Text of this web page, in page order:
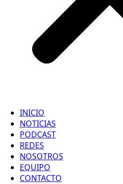
INICIO
NOTICIAS
PODCAST
REDES
NOSOTROS
EQUIPO
CONTACTO